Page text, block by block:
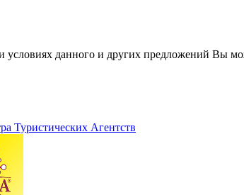
данного и других предложений Вы